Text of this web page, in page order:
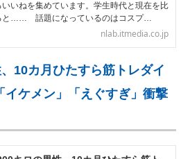
いいねを集めています。学生時代と現在を比
と…… 話題になっているのはコスプ…
nlab.itmedia.co.jp
10カ月ひたすら筋トレダイ
ケメン」「えぐすぎ」衝撃